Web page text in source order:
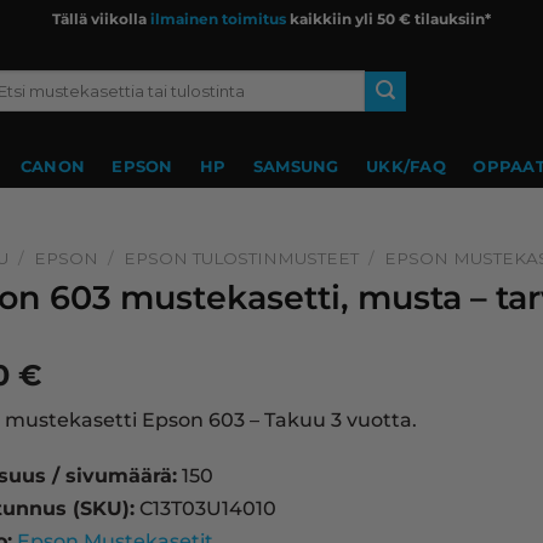
Tällä viikolla ilmainen toimitus kaikkiin yli 50 € tilauksiin*
CANON EPSON HP SAMSUNG UKK/FAQ
/ EPSON / EPSON TULOSTINMUSTEET / EPSON
603 mustekasetti, musta –
€
Epson 603 – Takuu 3 vuotta.
/ sivumäärä: 150
(SKU): C13T03U14010